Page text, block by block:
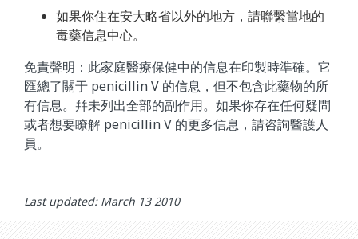
如果你住在安大略省以外的地方，請聯繫當地的
毒藥信息中心。
免責聲明：此家庭醫療保健中的信息在印製時準確。它
匯總了關于 penicillin V 的信息，但不包含此藥物的所
有信息。幷未列出全部的副作用。如果你存在任何疑問
或者想要瞭解 penicillin V 的更多信息，請咨詢醫護人
員。
Last updated: March 13 2010